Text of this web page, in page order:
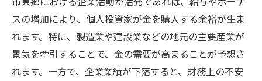
観光業の発展が金市場に与える影響
宗像市東郷における金取引のタイミングを見極
める方法
取引のタイミングを見極めるための市場分
スの増加により、個人投資家が金を購入する余裕が生ま
れます。特に、製造業や建設業などの地元の主要産業が
景気を牽引することで、金の需要が高まることが予想さ
れます。一方で、企業業績が下落すると、財務上の不安